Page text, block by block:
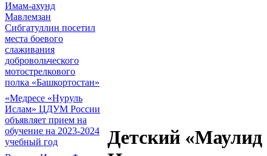
Имам-ахунд
Мавлемзан
Сибгатуллин посетил
места боевого
слаживания
добровольческого
мотострелкового
полка «Башкортостан»
«Медресе «Нуруль
Ислам» ЦДУМ России
объявляет прием на
обучение на 2023-2024
учебный год
Детский